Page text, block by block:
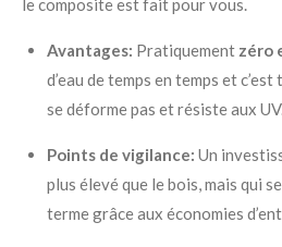
Avantages: Pratiquement zéro
d’eau de temps en temps et
se déforme pas et résiste aux UV.
Points de vigilance: Un
plus élevé que le bois, mais qui
terme grâce aux économies